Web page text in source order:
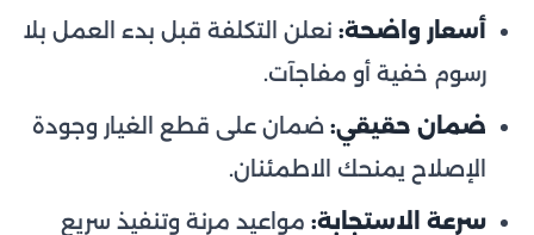
أسعار واضحة: نعلن التكلفة قبل بدء العمل بلا
رسوم خفية أو مفاجآت.
ضمان حقيقي: ضمان على قطع الغيار وجودة
الإصلاح يمنحك الاطمئنان.
سرعة الاستجابة: مواعيد مرنة وتنفيذ سريع